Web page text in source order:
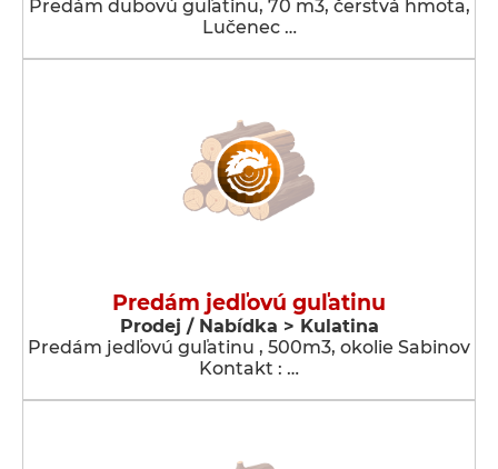
Predám dubovú guľatinu, 70 m3, čerstvá hmota,
Lučenec …
Predám jedľovú guľatinu
Prodej / Nabídka > Kulatina
Predám jedľovú guľatinu , 500m3, okolie Sabinov
Kontakt : …